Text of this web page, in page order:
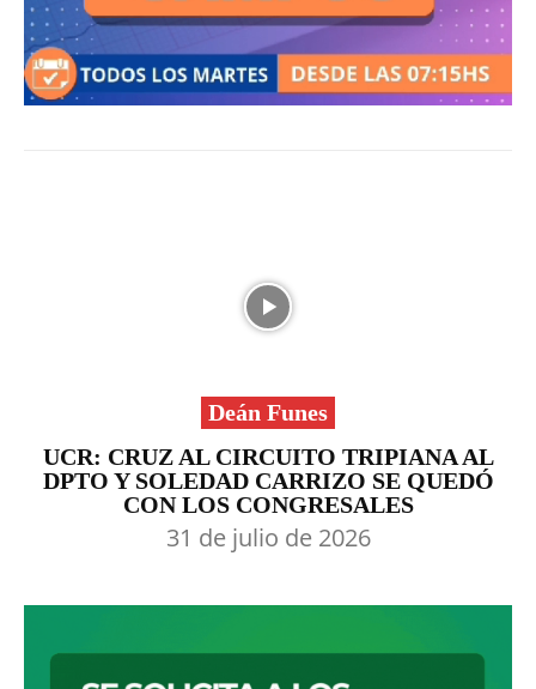
Deán Funes
UCR: CRUZ AL CIRCUITO TRIPIANA AL
DPTO Y SOLEDAD CARRIZO SE QUEDÓ
CON LOS CONGRESALES
31 de julio de 2026